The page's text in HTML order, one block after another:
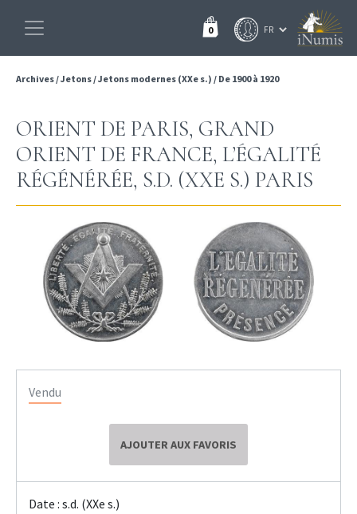
0
Archives/Jetons/Jetons modernes (XXe s.) / De 1900 à 1920
ORIENT DE PARIS, GRAND
ORIENT DE FRANCE, L’ÉGALITÉ
RÉGÉNÉRÉE, S.D. (XXE S.) PARIS
Vendu
AJOUTER AUX FAVORIS
Date : s.d. (XXe s.)